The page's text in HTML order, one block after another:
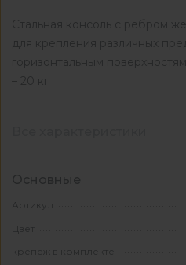
Стальная консоль с ребром
для крепления различных
горизонтальным
– 20 кг
Основные
Артикул
Цвет
крепеж в комплекте